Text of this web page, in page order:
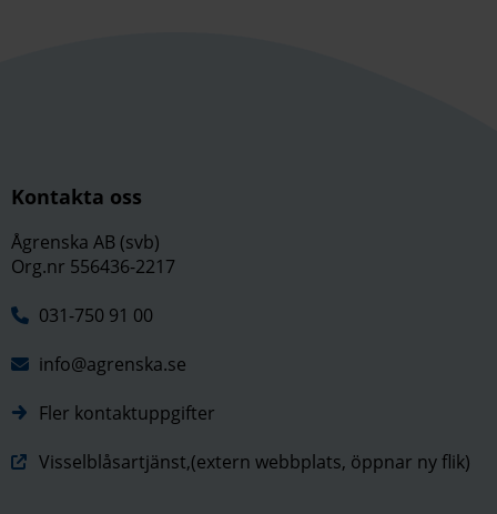
Kontakta oss
Ågrenska AB (svb)
Org.nr 556436-2217
031-750 91 00
info@agrenska.se
Fler kontaktuppgifter
Visselblåsartjänst,(extern webbplats, öppnar ny flik)